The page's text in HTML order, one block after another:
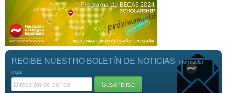
RECIBE NUESTRO BOLETÍN DE NOTICIAS Información
legal